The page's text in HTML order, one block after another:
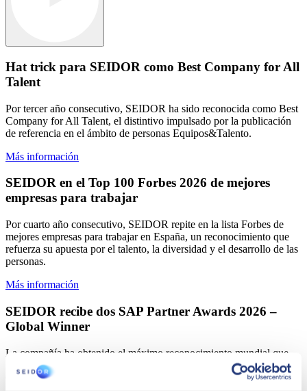
Hat trick para SEIDOR como Best Company for All
Talent
Por tercer año consecutivo, SEIDOR ha sido reconocida como Best
Company for All Talent, el distintivo impulsado por la publicación
de referencia en el ámbito de personas Equipos&Talento.
Más información
SEIDOR en el Top 100 Forbes 2026 de mejores
empresas para trabajar
Por cuarto año consecutivo, SEIDOR repite en la lista Forbes de
mejores empresas para trabajar en España, un reconocimiento que
refuerza su apuesta por el talento, la diversidad y el desarrollo de las
personas.
Más información
SEIDOR recibe dos SAP Partner Awards 2026 –
Global Winner
La compañía ha obtenido el máximo reconocimiento mundial que
SAP concede a sus partners, en las categorías Small Enterprise
Growth y Customer Transformation: Small Enterprise.